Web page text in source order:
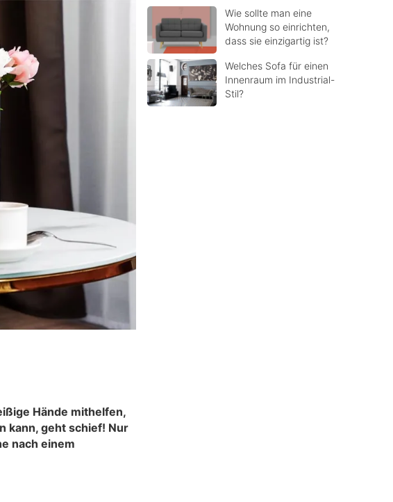
Hände mithelfen,
kann, geht schief! Nur
nach einem
Wie sollte man eine
Wohnung so einrichten,
dass sie einzigartig ist?
Welches Sofa für einen
Innenraum im Industrial-
Stil?